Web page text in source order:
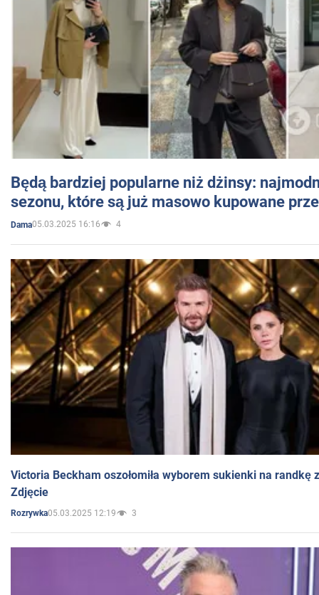
Będą bardziej popularne niż dżinsy:
sezonu, które są już masowo kupowane
Dama05.03.2025 16:16 4
Victoria Beckham oszołomiła wyborem sukienki na randkę
Zdjęcie
Rozrywka05.03.2025 12:19 3